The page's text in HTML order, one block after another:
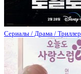
Сериалы / Драма / Триллер